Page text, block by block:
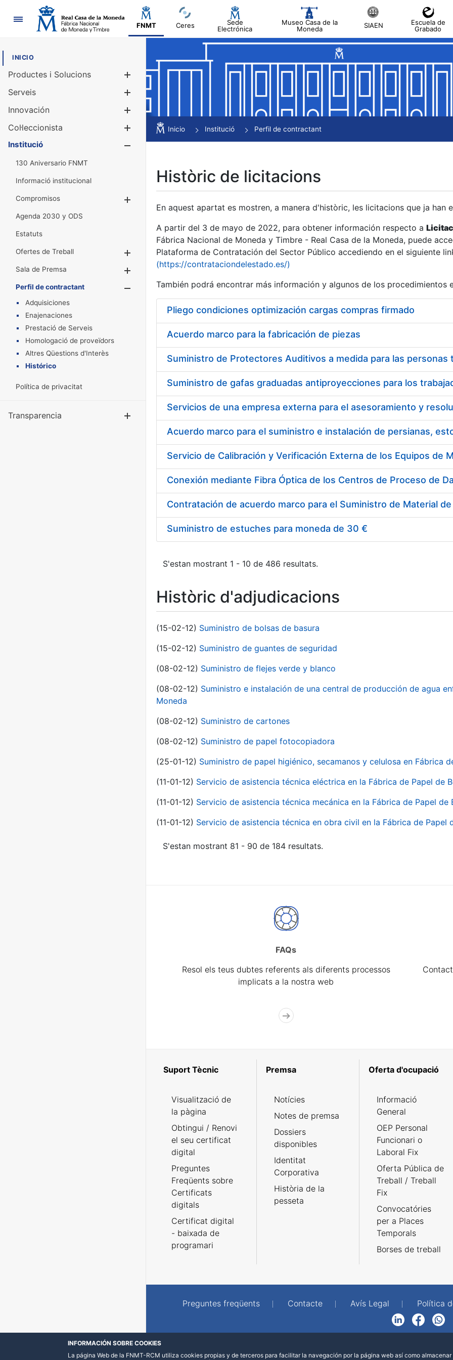
Navegació
FNMT Ceres
Sede
Electrónica
Museo Casa de la
Moneda
SIAEN
Escuela de
Grabado
INICIO
Productes i Solucions
Mostra/Amaga
Serveis
Innovación
Col·leccionista
Mostra/Amaga
Institució
130 Aniversario FNMT
Informació institucional
Compromisos
Agenda 2030 y ODS
Estatuts
Ofertes de Treball
Mostra/Amaga
Sala de Premsa
Mostra/Amaga
Perfil de contractant
Mostra/Amaga
Adquisiciones
Enajenaciones
Prestació de Serveis
Homologació de proveïdors
Altres Qüestions d'Interès
Histórico
Política de privacitat
Transparencia
Inicio Institució Perfil de contractant
Històric de licitacions
En aquest apartat es mostren, a manera d'històric, les licitacions que ja
A partir del 3 de mayo de 2022, para obtener información respecto a
Fábrica Nacional de Moneda y Timbre - Real Casa de la Moneda, puede
Plataforma de Contratación del Sector Público accediendo en el siguiente
(https://contrataciondelestado.es/)
También podrá encontrar más información y algunos de los procedimientos
Pliego condiciones optimización cargas compras firmado
Acuerdo marco para la fabricación de piezas
Acuerdo marco para el suministro e instalación de persianas,
Suministro de estuches para moneda de 30 €
S'estan mostrant 1 - 10 de 486 resultats.
Històric d'adjudicacions
(15-02-12) Suministro de bolsas de basura
(15-02-12) Suministro de guantes de seguridad
(08-02-12) Suministro de flejes verde y blanco
(08-02-12) Suministro e instalación de una central de producción de agua
Moneda
(08-02-12) Suministro de cartones
(08-02-12) Suministro de papel fotocopiadora
(25-01-12) Suministro de papel higiénico, secamanos y celulosa en Fábrica
(11-01-12) Servicio de asistencia técnica eléctrica en la Fábrica de Papel de
(11-01-12) Servicio de asistencia técnica mecánica en la Fábrica de Papel de
(11-01-12) Servicio de asistencia técnica en obra civil en la Fábrica de Papel
S'estan mostrant 81 - 90 de 184 resultats.
FAQs
Resol els teus dubtes referents als diferents processos
implicats a la nostra web
Suport Tècnic
Visualització de
la pàgina
Obtingui / Renovi
el seu certificat
digital
Preguntes
Freqüents sobre
Certificats
digitals
Certificat digital
- baixada de
programari
Premsa
Notícies
Notes de premsa
Dossiers
disponibles
Identitat
Corporativa
Història de la
pesseta
Oferta d'ocupació
Informació
General
OEP Personal
Funcionari o
Laboral Fix
Oferta Pública de
Treball / Treball
Fix
Convocatóries
per a Places
Temporals
Borses de treball
Preguntes freqüents Contacte Avís Legal Política
FacebookWhatsApp
INFORMACIÓN SOBRE COOKIES
La página Web de la FNMT-RCM utiliza cookies propias y de terceros para facilitar la navegación por la página web así como